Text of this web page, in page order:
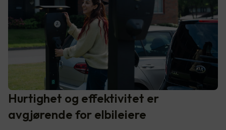
Hurtighet og effektivitet er
avgjørende for elbileiere